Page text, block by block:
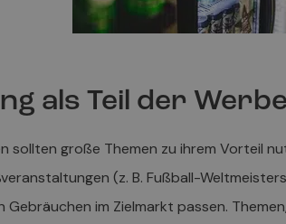
als Teil der
sollten große Themen zu ihrem Vorteil
(z. B. Fußball-
im Zielmarkt passen.